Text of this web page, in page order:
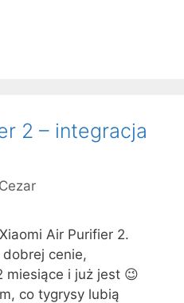
2 – integracja
Cezar
Air Purifier 2.
dobrej cenie,
miesiące i już jest 😉
co tygrysy lubią